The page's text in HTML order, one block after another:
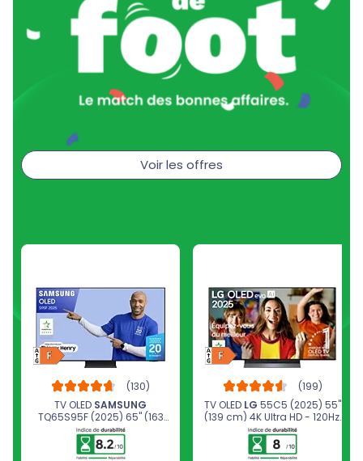
Voir les offres
TV OLED SAMSUNG
TQ65S95F (2025) 65" (163
cm) 4K - 100Hz, Smart TV,
anti-reflet, boîtier déporté
(câble invisible)
TV OLED LG
(139 cm) 4K Ultra HD - 120Hz,
Smart TV